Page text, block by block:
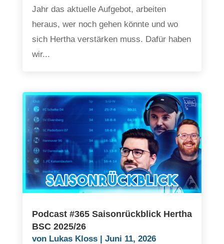
Jahr das aktuelle Aufgebot, arbeiten
heraus, wer noch gehen könnte und wo
sich Hertha verstärken muss. Dafür haben
wir...
Podcast #365 Saisonrückblick Hertha
BSC 2025/26
von Lukas Kloss| Juni 11, 2026